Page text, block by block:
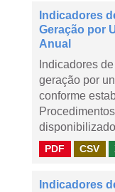
Indicadores
Geração por
Anual
Indicadores
geração por
conforme
PDF CSV
Indicadores